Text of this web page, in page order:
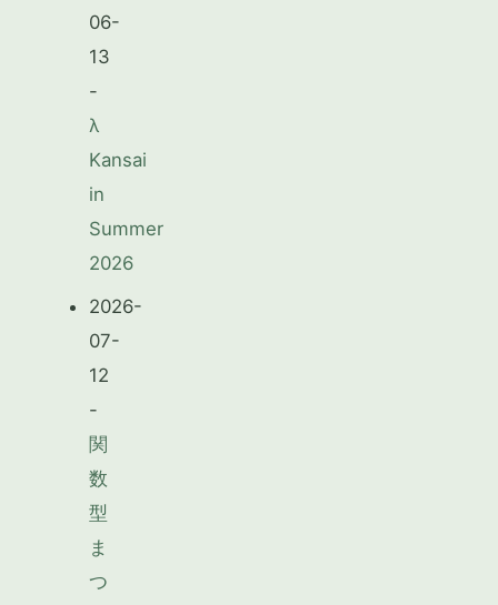
06-
13
-
λ
Kansai
in
Summer
2026
2026-
07-
12
-
関
数
型
ま
つ